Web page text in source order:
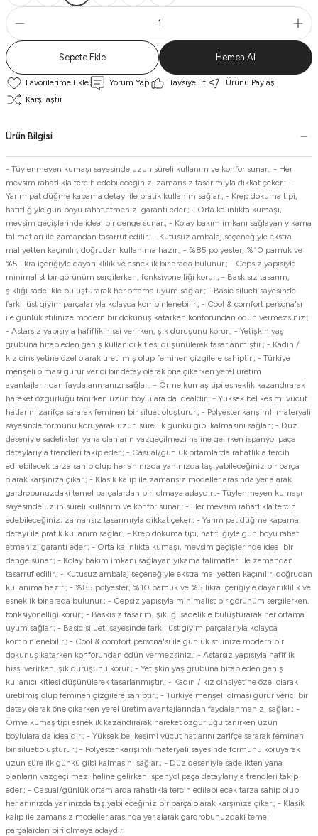
Sepete Ekle Hemen Al
Yorum Yap Tavsiye Et
Ürünü Paylaş
Karşılaştır
Ürün Bilgisi
- Tüylenmeyen kumaşı sayesinde uzun süreli kullanım ve konfor sunar.; - Her
mevsim rahatlıkla tercih edebileceğiniz, zamansız tasarımıyla dikkat çeker.; -
Yarım pat düğme kapama detayı ile pratik kullanım sağlar.; - Krep dokuma tipi,
hafifliğiyle gün boyu rahat etmenizi garanti eder.; - Orta kalınlıkta kumaşı,
mevsim geçişlerinde ideal bir denge sunar.; - Kolay bakım imkanı sağlayan yıkama
talimatları ile zamandan tasarruf edilir.; - Kutusuz ambalaj seçeneğiyle ekstra
maliyetten kaçınılır; doğrudan kullanıma hazır.; - %85 polyester, %10 pamuk ve
%5 likra içeriğiyle dayanıklılık ve esneklik bir arada bulunur.; - Cepsiz yapısıyla
minimalist bir görünüm sergilerken, fonksiyonelliği korur.; - Baskısız tasarım,
şıklığı sadelikle buluşturarak her ortama uyum sağlar.; - Basic silueti sayesinde
farklı üst giyim parçalarıyla kolayca kombinlenebilir.; - Cool & comfort persona'sı
ile günlük stilinize modern bir dokunuş katarken konforundan ödün vermezsiniz.;
- Astarsız yapısıyla hafiflik hissi verirken, şık duruşunu korur.; - Yetişkin yaş
grubuna hitap eden geniş kullanıcı kitlesi düşünülerek tasarlanmıştır.; - Kadın /
kız cinsiyetine özel olarak üretilmiş olup feminen çizgilere sahiptir.; - Türkiye
menşeli olması gurur verici bir detay olarak öne çıkarken yerel üretim
avantajlarından faydalanmanızı sağlar.; - Örme kumaş tipi esneklik kazandırarak
hareket özgürlüğü tanırken uzun boylulara da idealdir.; - Yüksek bel kesimi vücut
hatlarını zarifçe sararak feminen bir siluet oluşturur.; - Polyester karışımlı materyali
sayesinde formunu koruyarak uzun süre ilk günkü gibi kalmasını sağlar.; - Düz
deseniyle sadelikten yana olanların vazgeçilmezi haline gelirken ispanyol paça
detaylarıyla trendleri takip eder.; - Casual/günlük ortamlarda rahatlıkla tercih
edilebilecek tarza sahip olup her anınızda yanınızda taşıyabileceğiniz bir parça
olarak karşınıza çıkar.; - Klasik kalıp ile zamansız modeller arasında yer alarak
gardrobunuzdaki temel parçalardan biri olmaya adaydır.;- Tüylenmeyen kumaşı
sayesinde uzun süreli kullanım ve konfor sunar.; - Her mevsim rahatlıkla tercih
edebileceğiniz, zamansız tasarımıyla dikkat çeker.; - Yarım pat düğme kapama
detayı ile pratik kullanım sağlar.; - Krep dokuma tipi, hafifliğiyle gün boyu rahat
etmenizi garanti eder.; - Orta kalınlıkta kumaşı, mevsim geçişlerinde ideal bir
denge sunar.; - Kolay bakım imkanı sağlayan yıkama talimatları ile zamandan
tasarruf edilir.; - Kutusuz ambalaj seçeneğiyle ekstra maliyetten kaçınılır; doğrudan
kullanıma hazır.; - %85 polyester, %10 pamuk ve %5 likra içeriğiyle dayanıklılık ve
esneklik bir arada bulunur.; - Cepsiz yapısıyla minimalist bir görünüm sergilerken,
fonksiyonelliği korur.; - Baskısız tasarım, şıklığı sadelikle buluşturarak her ortama
uyum sağlar.; - Basic silueti sayesinde farklı üst giyim parçalarıyla kolayca
kombinlenebilir.; - Cool & comfort persona'sı ile günlük stilinize modern bir
dokunuş katarken konforundan ödün vermezsiniz.; - Astarsız yapısıyla hafiflik
hissi verirken, şık duruşunu korur.; - Yetişkin yaş grubuna hitap eden geniş
kullanıcı kitlesi düşünülerek tasarlanmıştır.; - Kadın / kız cinsiyetine özel olarak
üretilmiş olup feminen çizgilere sahiptir.; - Türkiye menşeli olması gurur verici bir
detay olarak öne çıkarken yerel üretim avantajlarından faydalanmanızı sağlar.; -
Örme kumaş tipi esneklik kazandırarak hareket özgürlüğü tanırken uzun
boylulara da idealdir.; - Yüksek bel kesimi vücut hatlarını zarifçe sararak feminen
bir siluet oluşturur.; - Polyester karışımlı materyali sayesinde formunu koruyarak
uzun süre ilk günkü gibi kalmasını sağlar.; - Düz deseniyle sadelikten yana
olanların vazgeçilmezi haline gelirken ispanyol paça detaylarıyla trendleri takip
eder.; - Casual/günlük ortamlarda rahatlıkla tercih edilebilecek tarza sahip olup
her anınızda yanınızda taşıyabileceğiniz bir parça olarak karşınıza çıkar.; - Klasik
kalıp ile zamansız modeller arasında yer alarak gardrobunuzdaki temel
parçalardan biri olmaya adaydır.